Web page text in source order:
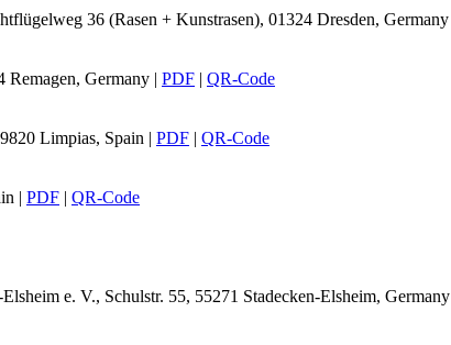
36 (Rasen + Kunstrasen), 01324 Dresden, Germany
Remagen, Germany | PDF | QR-Code
Limpias, Spain | PDF | QR-Code
| PDF | QR-Code
e. V., Schulstr. 55, 55271 Stadecken-Elsheim, Germany